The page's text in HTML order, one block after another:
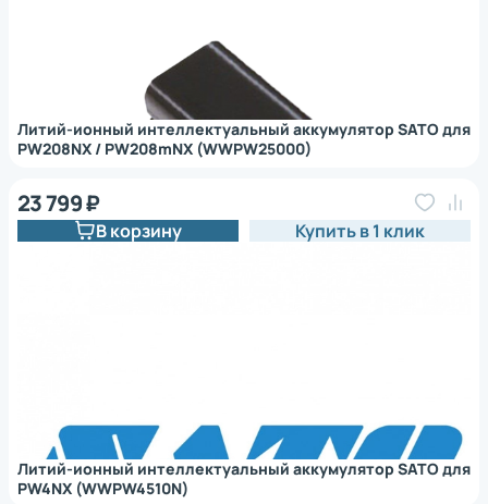
Литий-ионный интеллектуальный аккумулятор SATO для
PW208NX / PW208mNX (WWPW25000)
Литий-ионный интеллектуальный аккумулятор SATO для
PW4NX (WWPW4510N)
23 799 ₽
В корзину Купить в 1 клик